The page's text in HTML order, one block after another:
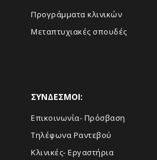
Προγράμματα κλινικών
Μεταπτυχιακές σπουδές
ΣΥΝΔΕΣΜΟΙ:
Επικοινωνία- Πρόσβαση
Τηλέφωνα Ραντεβού
Κλινικές- Εργαστήρια